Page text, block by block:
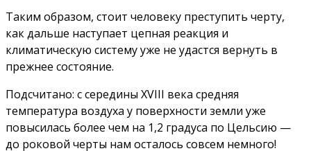
Таким образом, стоит человеку преступить черту,
как дальше наступает цепная реакция и
климатическую систему уже не удастся вернуть в
прежнее состояние.
Подсчитано: с середины XVIII века средняя
температура воздуха у поверхности земли уже
повысилась более чем на 1,2 градуса по Цельсию —
до роковой черты нам осталось совсем немного!